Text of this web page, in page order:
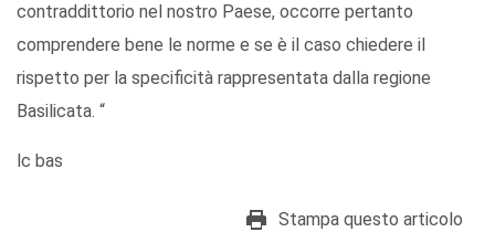
contraddittorio nel nostro Paese, occorre pertanto
comprendere bene le norme e se è il caso chiedere il
rispetto per la specificità rappresentata dalla regione
Basilicata. “
lc bas
Stampa questo articolo